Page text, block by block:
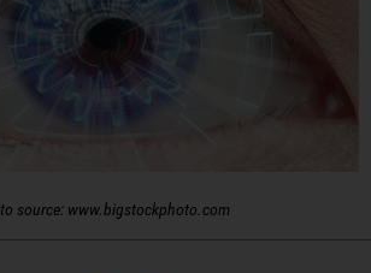
source: www.bigstockphoto.com